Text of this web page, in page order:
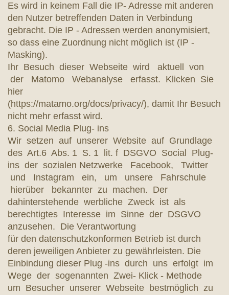
Es wird in keinem Fall die IP- Adresse mit anderen
den Nutzer betreffenden Daten in Verbindung
gebracht. Die IP - Adressen werden anonymisiert,
so dass eine Zuordnung nicht möglich ist (IP -
Masking).
Ihr Besuch dieser Webseite wird aktuell von
der Matomo Webanalyse erfasst. Klicken Sie
hier
(https://matamo.org/docs/privacy/), damit Ihr Besuch
nicht mehr erfasst wird.
6. Social Media Plug- ins
Wir setzen auf unserer Website auf Grundlage
des Art.6 Abs. 1 S. 1 lit. f DSGVO Social Plug-
ins der sozialen Netzwerke Facebook, Twitter
und Instagram ein, um unsere Fahrschule
hierüber bekannter zu machen. Der
dahinterstehende werbliche Zweck ist als
berechtigtes Interesse im Sinne der DSGVO
anzusehen. Die Verantwortung
für den datenschutzkonformen Betrieb ist durch
deren jeweiligen Anbieter zu gewährleisten. Die
Einbindung dieser Plug -ins durch uns erfolgt im
Wege der sogenannten Zwei- Klick - Methode
um Besucher unserer Webseite bestmöglich zu